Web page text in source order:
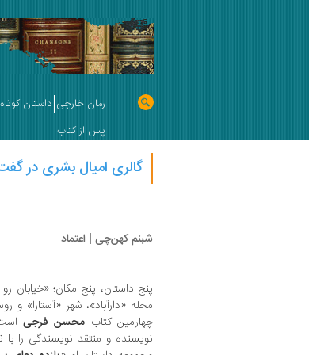
رمان خارجی داستان کوتاه
پس از کتاب
گالری امیال بشری در
شبنم کهن‌چی | اعتماد
پنج داستان، پنج مکان؛ «خیابان
محله «دارآباد»، شهر «آستارا»
چهارمین کتاب محسن فرجیاست